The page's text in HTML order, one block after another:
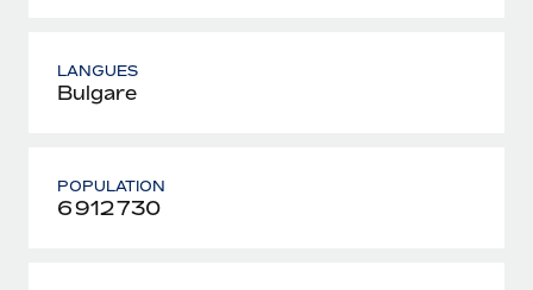
LANGUES
Bulgare
POPULATION
6 912 730